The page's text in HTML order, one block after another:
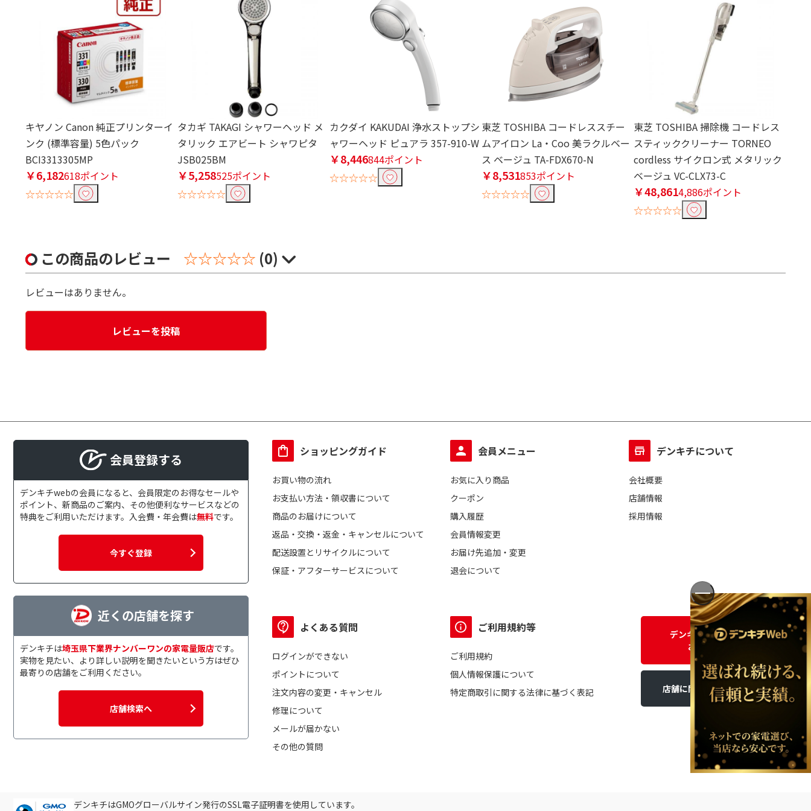
キヤノン Canon 純正プリンターイ
ンク (標準容量) 5色パック
BCI3313305MP
￥6,182618ポイント
☆☆☆☆☆
タカギ TAKAGI シャワーヘッド メ
タリック エアビート シャワピタ
JSB025BM
￥5,258525ポイント
☆☆☆☆☆
カクダイ KAKUDAI 浄水ストップシ
ャワーヘッド ピュアラ 357-910-W
￥8,446844ポイント
☆☆☆☆☆
東芝 TOSHIBA コードレススチー
ムアイロン La・Coo 美ラクルベー
ス ベージュ TA-FDX670-N
￥8,531853ポイント
☆☆☆☆☆
東芝 TOSHIBA 掃除機 コードレス
スティッククリーナー TORNEO
cordless サイクロン式 メタリック
ベージュ VC-CLX73-C
￥48,8614,886ポイント
☆☆☆☆☆
この商品のレビュー ☆☆☆☆☆ (0)
レビューはありません。
レビューを投稿
会員登録する
デンキチwebの会員になると、会員限定のお得なセールや
ポイント、新商品のご案内、その他便利なサービスなどの
特典をご利用いただけます。入会費・年会費は無料です。
今すぐ登録
近くの店舗を探す
デンキチは埼玉県下業界ナンバーワンの家電量販店です。
実物を見たい、より詳しい説明を聞きたいという方はぜひ
最寄りの店舗をご利用ください。
店舗検索へ
ショッピングガイド
お買い物の流れ
お支払い方法・領収書について
商品のお届けについて
返品・交換・返金・キャンセルについて
配送設置とリサイクルについて
保証・アフターサービスについて
会員メニュー
お気に入り商品
クーポン
購入履歴
会員情報変更
お届け先追加・変更
退会について
デンキチについて
会社概要
店舗情報
採用情報
よくある質問
ログインができない
ポイントについて
注文内容の変更・キャンセル
修理について
メールが届かない
その他の質問
ご利用規約等
ご利用規約
個人情報保護について
特定商取引に関する法律に基づく表記
デンキチWEBに関する
お問い合わせ
店舗に関するお問い合わせ
デンキチはGMOグローバルサイン発行のSSL電子証明書を使用しています。